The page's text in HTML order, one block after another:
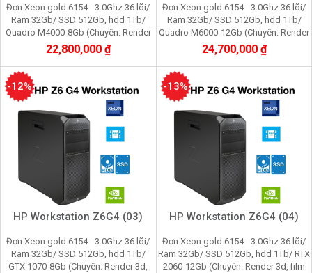
Đơn Xeon gold 6154 - 3.0Ghz 36 lõi/
Ram 32Gb/ SSD 512Gb, hdd 1Tb/
Quadro M4000-8Gb (Chuyên: Render
3d, film 2K, máy ảo vmware, cầy
youtube, facebook)
22,800,000 ₫
Đơn Xeon gold 6154 - 3.0Ghz 36 lõi/
Ram 32Gb/ SSD 512Gb, hdd 1Tb/
Quadro M6000-12Gb (Chuyên: Render
3d, film 4K, máy ảo vmware, cầy
youtube, facebook)
24,700,000 ₫
HP Workstation Z6G4 (03)
Đơn Xeon gold 6154 - 3.0Ghz 36 lõi/
Ram 32Gb/ SSD 512Gb, hdd 1Tb/
GTX 1070-8Gb (Chuyên: Render 3d,
-12%
HP Workstation Z6G4 (04)
Đơn Xeon gold 6154 - 3.0Ghz 36 lõi/
Ram 32Gb/ SSD 512Gb, hdd 1Tb/ RTX
2060-12Gb (Chuyên: Render 3d, film
-13%